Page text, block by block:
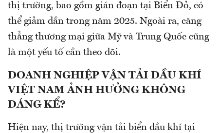
thị trường, bao gồm gián đoạn tại Biển Đỏ, có
thể giảm dần trong năm 2025. Ngoài ra, căng
thẳng thương mại giữa Mỹ và Trung Quốc cũng
là một yếu tố cần theo dõi.
DOANH NGHIỆP VẬN TẢI DẦU KHÍ
VIỆT NAM ẢNH HƯỞNG KHÔNG
ĐÁNG KỂ?
Hiện nay, thị trường vận tải biển dầu khí tại